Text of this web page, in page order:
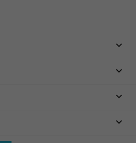



keyboard_arrow_down